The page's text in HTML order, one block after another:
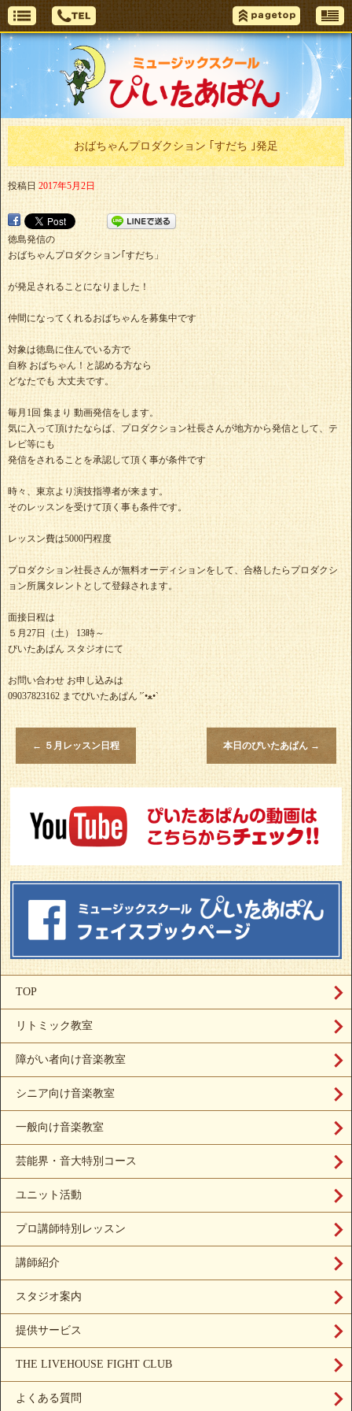
おばちゃんプロダクション ｢すだち ｣発足
投稿日 2017年5月2日
徳島発信の
おばちゃんプロダクション｢すだち」
が発足されることになりました！
仲間になってくれるおばちゃんを募集中です
対象は徳島に住んでいる方で
自称 おばちゃん！と認める方なら
どなたでも 大丈夫です。
毎月1回 集まり 動画発信をします。
気に入って頂けたならば、プロダクション社長さんが地方から発信として、テ
レビ等にも
発信をされることを承認して頂く事が条件です
時々、東京より演技指導者が来ます。
そのレッスンを受けて頂く事も条件です。
レッスン費は5000円程度
プロダクション社長さんが無料オーディションをして、合格したらプロダクシ
ョン所属タレントとして登録されます。
面接日程は
５月27日（土） 13時～
ぴいたあぱん スタジオにて
お問い合わせ お申し込みは
09037823162 までぴいたあぱん '‎´•ﻌ•`
← ５月レッスン日程 本日のぴいたあぱん →
TOP
リトミック教室
障がい者向け音楽教室
シニア向け音楽教室
一般向け音楽教室
芸能界・音大特別コース
ユニット活動
プロ講師特別レッスン
講師紹介
スタジオ案内
提供サービス
THE LIVEHOUSE FIGHT CLUB
よくある質問